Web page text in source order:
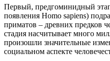
Первый, предгоминидный
появления Homo sapiens)
приматов – древних предков
стадия насчитывает много
произошли значительные
социальном аспекте